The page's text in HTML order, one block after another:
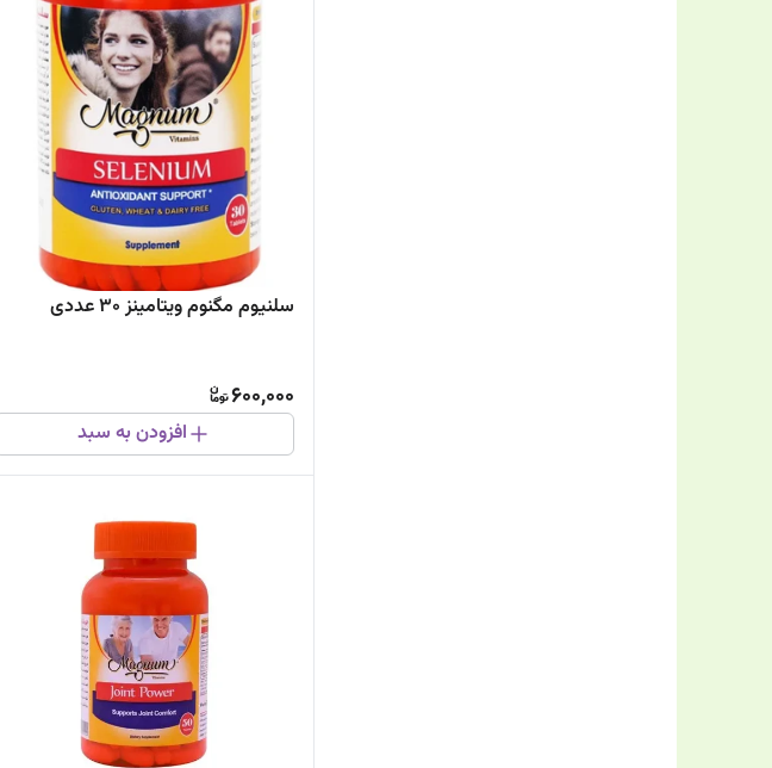
سلنیوم مگنوم ویتامینز 30 عددی
600,000
افزودن به سبد